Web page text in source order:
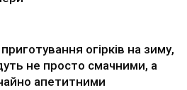
огірків на зиму,
не просто смачними, а
апетитними